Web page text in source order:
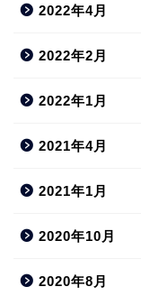
2022年4月
2022年2月
2022年1月
2021年4月
2021年1月
2020年10月
2020年8月